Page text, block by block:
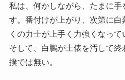
私は、何かしながら、たまに手
す。番付けが上がり、次第に
くの力士が上手く力強くなって
そして、白鵬が土俵を汚して
撲では無い。